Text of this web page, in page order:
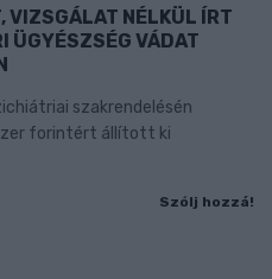
VIZSGÁLAT NÉLKÜL ÍRT
ÜGYÉSZSÉG VÁDAT
szakrendelésén
forintért állított ki
Szólj hozzá!